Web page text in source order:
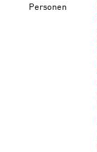
Personen